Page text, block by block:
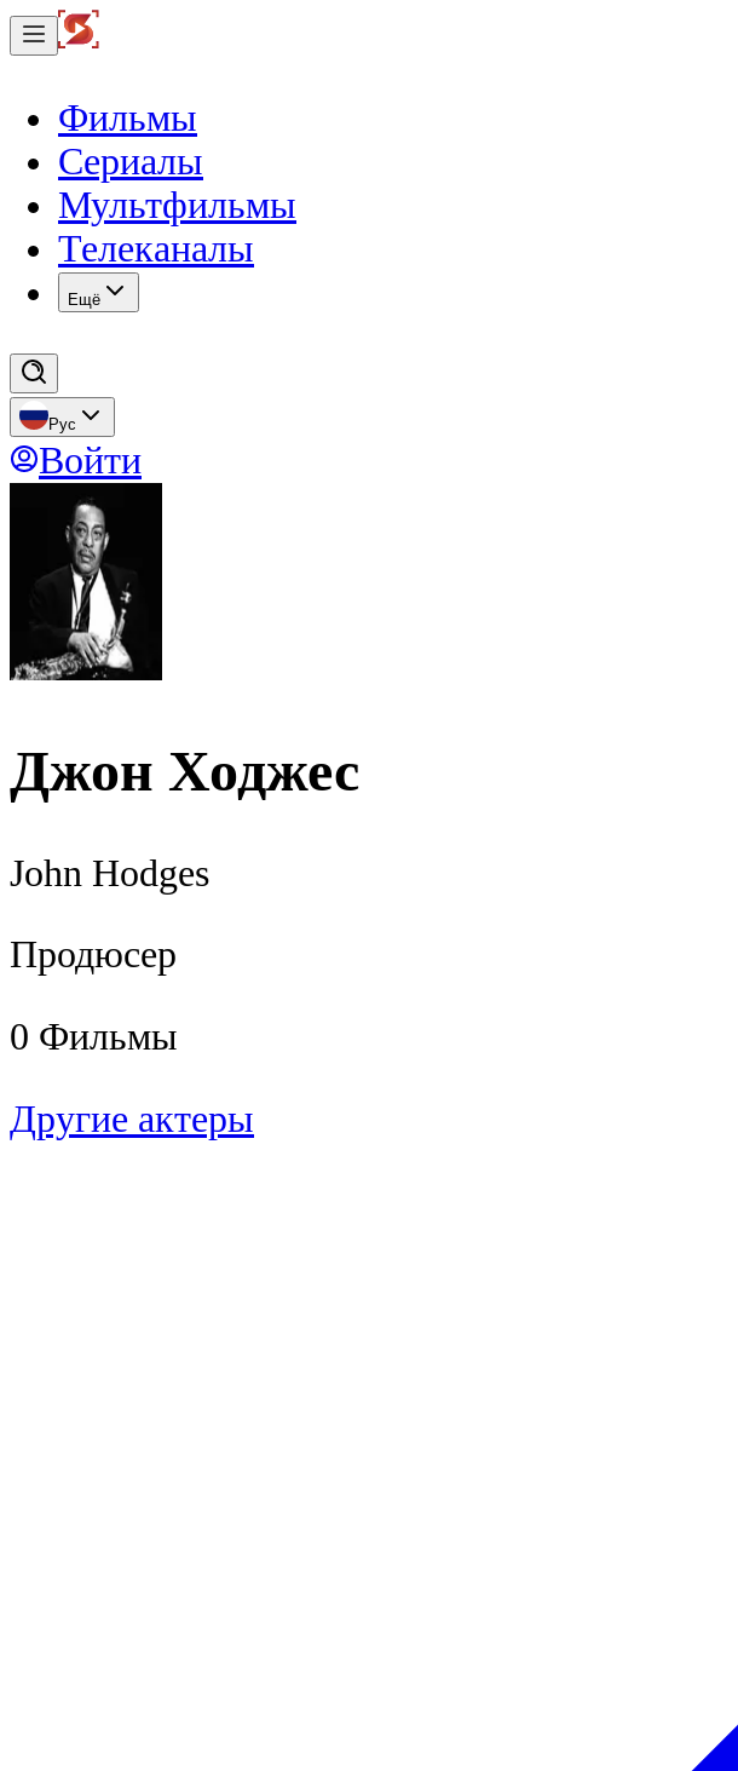
Фильмы
Сериалы
Мультфильмы
Телеканалы
Eщё
Рус
Войти
Джон Ходжес
John Hodges
Продюсер
0 Фильмы
Другие актеры